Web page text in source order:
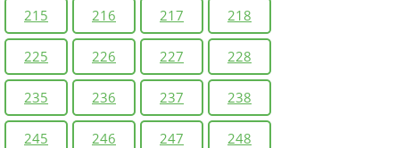
215 216 217 218
225 226 227 228
235 236 237 238
245 246 247 248